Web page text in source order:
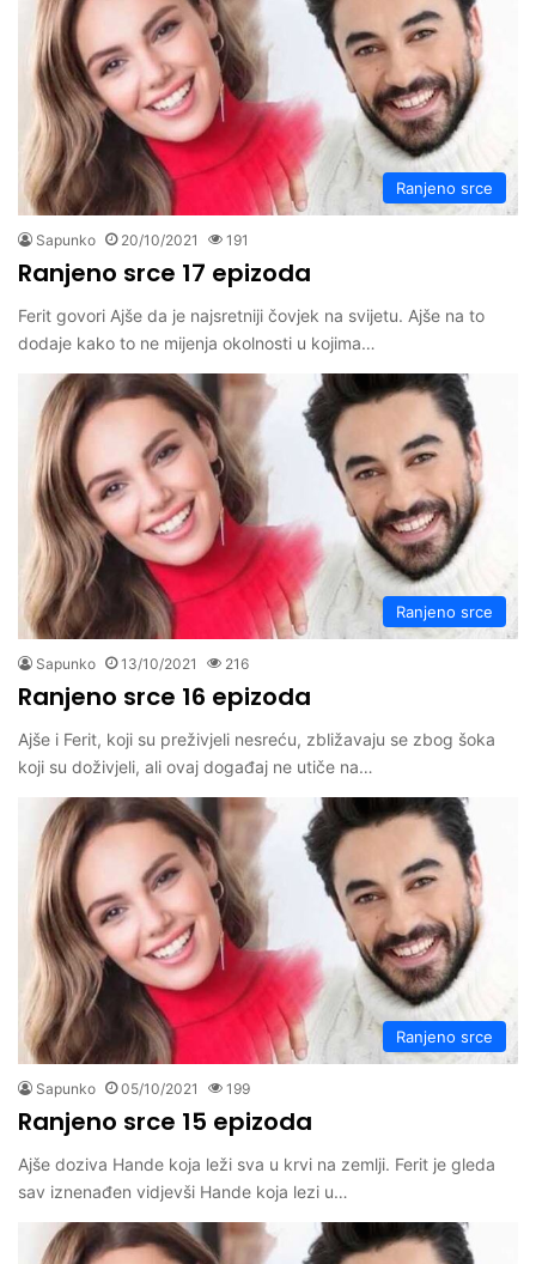
Ranjeno srce
Sapunko 20/10/2021 191
Ranjeno srce 17 epizoda
Ferit govori Ajše da je najsretniji čovjek na svijetu. Ajše na to
dodaje kako to ne mijenja okolnosti u kojima…
Ranjeno srce
Sapunko 13/10/2021 216
Ranjeno srce 16 epizoda
Ajše i Ferit, koji su preživjeli nesreću, zbližavaju se zbog šoka
koji su doživjeli, ali ovaj događaj ne utiče na…
Ranjeno srce
Sapunko 05/10/2021 199
Ranjeno srce 15 epizoda
Ajše doziva Hande koja leži sva u krvi na zemlji. Ferit je gleda
sav iznenađen vidjevši Hande koja lezi u…